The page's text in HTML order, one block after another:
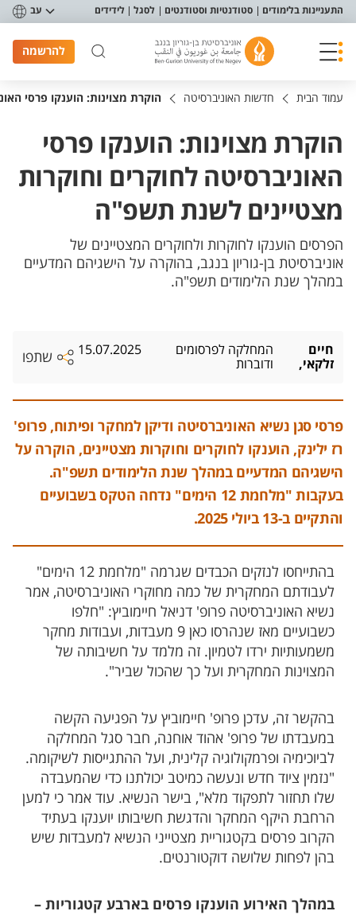
תפריט נגישות
התעניינות בלימודים סטודנטיות וסטודנטים לסגל לידידים עב
להרשמה
עמוד הבית חדשות האוניברסיטה הוקרת מצוינות: הוענקו פרסי
הוקרת מצוינות: הוענקו פרסי
האוניברסיטה לחוקרים וחוקרות
מצטיינים לשנת תשפ"ה
הפרסים הוענקו לחוקרות ולחוקרים המצטיינים של
אוניברסיטת בן-גוריון בנגב, בהוקרה על הישגיהם המדעיים
במהלך שנת הלימודים תשפ"ה.
חיים
זלקאי,
המחלקה לפרסומים
ודוברות
15.07.2025 שתפו
פרסי סגן נשיא האוניברסיטה ודיקן למחקר ופיתוח, פרופ'
רז ילינק, הוענקו לחוקרים וחוקרות מצטיינים, הוקרה על
הישגיהם המדעיים במהלך שנת הלימודים תשפ"ה.
בעקבות "מלחמת 12 הימים" נדחה הטקס בשבועיים
והתקיים ב-13 ביולי 2025.
בהתייחסו לנזקים הכבדים שגרמה "מלחמת 12 הימים"
לעבודתם המחקרית של כמה מחוקרי האוניברסיטה, אמר
נשיא האוניברסיטה פרופ' דניאל חיימוביץ: "חלפו
כשבועיים מאז שנהרסו כאן 9 מעבדות, ועבודות מחקר
משמעותיות ירדו לטמיון. זה מלמד על חשיבותה של
המצוינות המחקרית ועל כך שהכול שביר".
בהקשר זה, עדכן פרופ' חיימוביץ על הפגיעה הקשה
במעבדתו של פרופ' אהוד אוחנה, חבר סגל המחלקה
לביוכימיה ופרמקולוגיה קלינית, ועל ההתגייסות לשיקומה.
"נזמין ציוד חדש ונעשה כמיטב יכולתנו כדי שהמעבדה
שלו תחזור לתפקוד מלא", בישר הנשיא. עוד אמר כי למען
הרחבת היקף המחקר והדגשת חשיבותו יוענקו בעתיד
הקרוב פרסים בקטגוריית מצטייני הנשיא למעבדות שיש
בהן לפחות שלושה דוקטורנטים.
במהלך האירוע הוענקו פרסים בארבע קטגוריות –